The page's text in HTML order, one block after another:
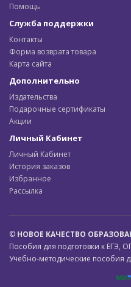
Помощь
Служба поддержки
Контакты
Форма возврата товара
Карта сайта
Дополнительно
Издательства
Подарочные сертификаты
Акции
Личный Кабинет
Личный Кабинет
История заказов
Избранное
Рассылка
© НОВОЕ КАЧЕСТВО
Пособия для подготовки к ЕГЭ,
Учебно-методические пособия